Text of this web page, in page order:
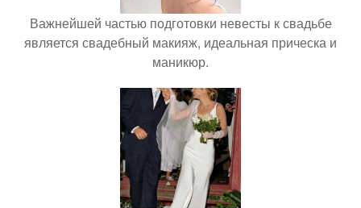
Важнейшей частью подготовки невесты к свадьбе
является свадебный макияж, идеальная прическа и
маникюр.